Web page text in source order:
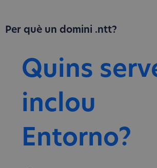
Per què un domini .ntt?
Quins
inclou
Entorno?